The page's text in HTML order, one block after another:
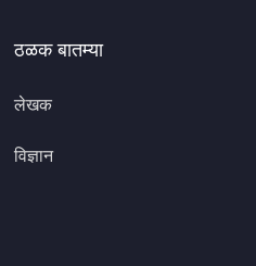
ठळक बातम्या
लेखक
विज्ञान